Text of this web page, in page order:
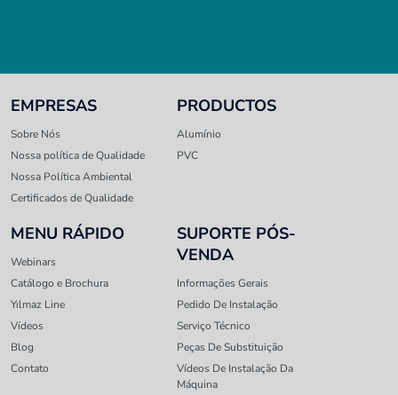
EMPRESAS
Sobre Nós
Nossa política de Qualidade
Nossa Política Ambiental
Certificados de Qualidade
PRODUCTOS
Alumínio
PVC
MENU RÁPIDO
Webinars
Catálogo e Brochura
Yılmaz Line
Vídeos
Blog
Contato
SUPORTE PÓS-
VENDA
Informações Gerais
Pedido De Instalação
Serviço Técnico
Peças De Substituição
Vídeos De Instalação Da
Máquina